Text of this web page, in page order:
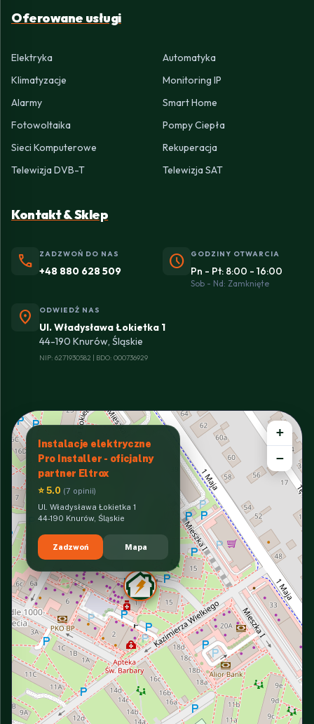
Oferowane usługi
Elektryka
Automatyka
Klimatyzacje
Monitoring IP
Alarmy
Smart Home
Fotowoltaika
Pompy Ciepła
Sieci Komputerowe
Rekuperacja
Telewizja DVB-T
Telewizja SAT
Kontakt & Sklep
phone ZADZWOŃ DO NAS
+48 880 628 509 schedule GODZINY OTWARCIA
Pn - Pt: 8:00 - 16:00
Sob - Nd: Zamknięte
location_on ODWIEDŹ NAS
Ul. Władysława Łokietka 1
44-190 Knurów, Śląskie
NIP: 6271930582 | BDO: 000736929
Instalacje elektryczne
Pro Installer - oficjalny
partner Eltrox
⭐ 5.0 (7 opinii)
Ul. Władysława Łokietka 1
44-190 Knurów, Śląskie
Zadzwoń Mapa
+
−